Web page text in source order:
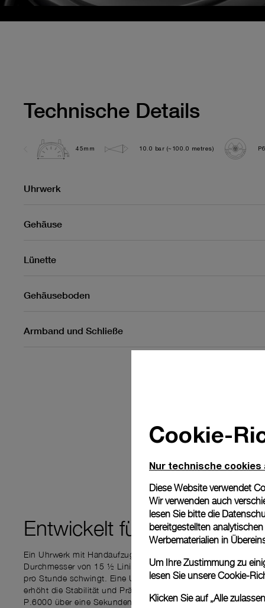
Technische Details
45mm 10.0 bar (~100.0 metres)
Uhrwerk
Gehäuse
Lünette
Gehäuseboden
Armband und Schließe
Entwickelt für PRÄZISION
Ein Uhrwerk mit Handaufzug und einer Gangreserve von 3
Durchmesser von 15 ½ Linien und eine Unruh, die mit
pro Stunde schwingt. Eine Unruhquerbrücke, die den
erhöht die Stabilität und Präzision des Uhrwerks. Darüber
P.6000 über eine Sekundenstoppfunktion, die die Unruh und
Cookie-
Nur technische cookies
Diese Website verwendet
Wir verwenden auch
lesen Sie bitte die
bereitgestellten
Werbematerialien in
Um Ihre Zustimmung zu
lesen Sie unsereCookie-
Klicken Sie auf „Alle